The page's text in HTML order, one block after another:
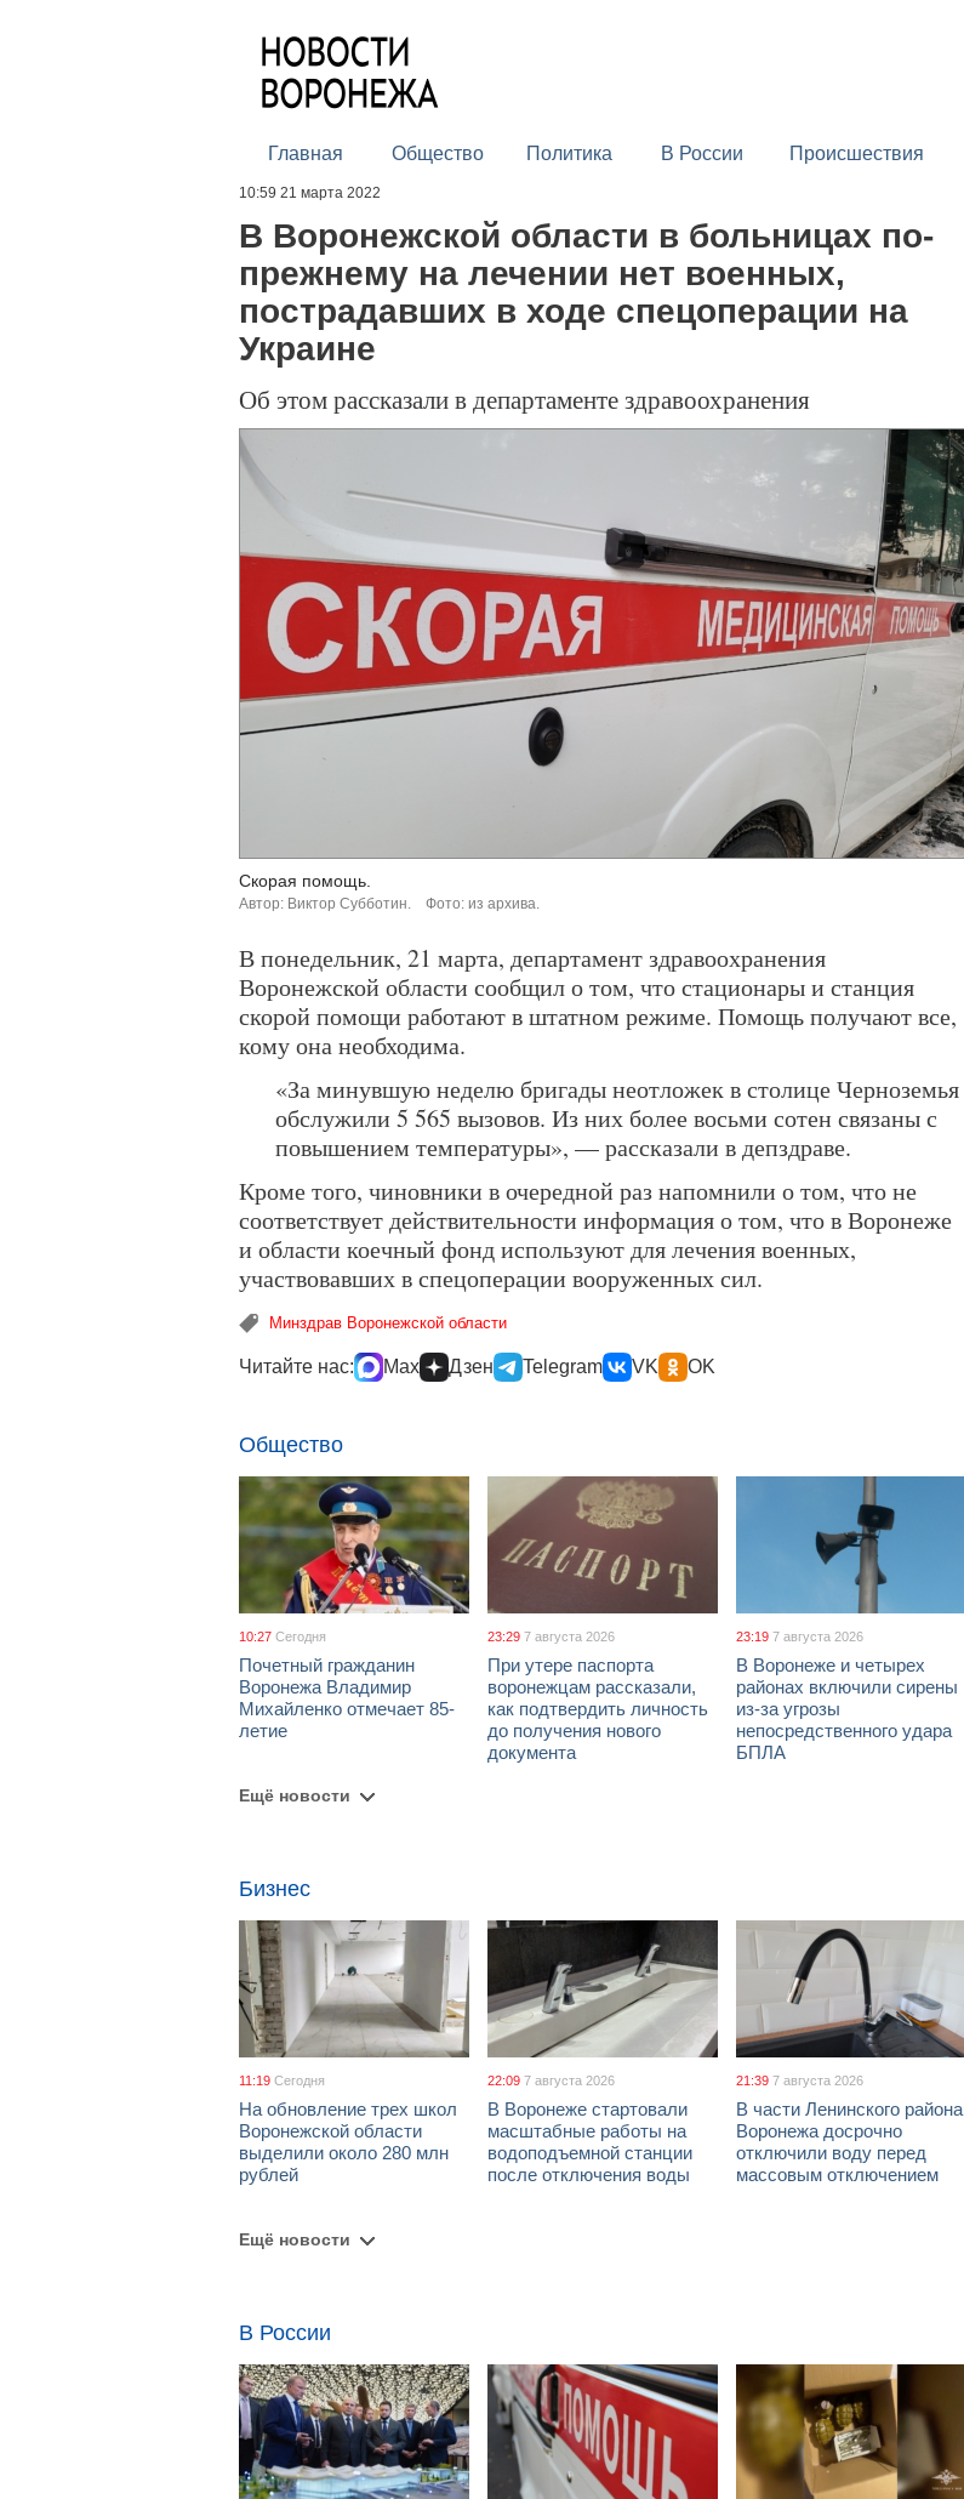
Главная Общество Политика В России Происшествия
10:59 21 марта 2022
В Воронежской области в больницах по-
прежнему на лечении нет военных,
пострадавших в ходе спецоперации на
Украине
Об этом рассказали в департаменте здравоохранения
Скорая помощь.
Автор: Виктор Субботин. Фото: из архива.
В понедельник, 21 марта, департамент здравоохранения
Воронежской области сообщил о том, что стационары и станция
скорой помощи работают в штатном режиме. Помощь получают все,
кому она необходима.
«За минувшую неделю бригады неотложек в столице Черноземья
обслужили 5 565 вызовов. Из них более восьми сотен связаны с
повышением температуры», — рассказали в депздраве.
Кроме того, чиновники в очередной раз напомнили о том, что не
соответствует действительности информация о том, что в Воронеже
и области коечный фонд используют для лечения военных,
участвовавших в спецоперации вооруженных сил.
Минздрав Воронежской области
Читайте нас: Max Дзен Telegram VK OK
Общество
10:27 Сегодня
Почетный гражданин
Воронежа Владимир
Михайленко отмечает 85-
летие
23:29 7 августа 2026
При утере паспорта
воронежцам рассказали,
как подтвердить личность
до получения нового
документа
23:19 7 августа 2026
В Воронеже и четырех
районах включили сирены
из-за угрозы
непосредственного удара
БПЛА
Ещё новости
Бизнес
11:19 Сегодня
На обновление трех школ
Воронежской области
выделили около 280 млн
рублей
22:09 7 августа 2026
В Воронеже стартовали
масштабные работы на
водоподъемной станции
после отключения воды
21:39 7 августа 2026
В части Ленинского района
Воронежа досрочно
отключили воду перед
массовым отключением
Ещё новости
В России